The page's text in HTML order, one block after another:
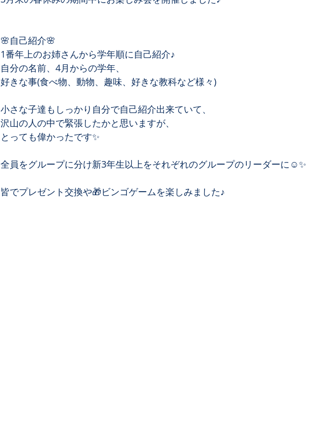
🌸自己紹介🌸﻿
1番年上のお姉さんから学年順に自己紹介♪﻿
自分の名前、4月からの学年、﻿
好きな事(食べ物、動物、趣味、好きな教科など様々)﻿
小さな子達もしっかり自分で自己紹介出来ていて、﻿
沢山の人の中で緊張したかと思いますが、﻿
とっても偉かったです✨﻿
全員をグループに分け新3年生以上をそれぞれのグループのリーダーに☺️✨﻿
皆でプレゼント交換や🎁ビンゴゲームを楽しみました♪﻿